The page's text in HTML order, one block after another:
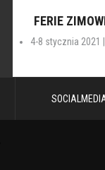
FERIE
4-8 stycznia 2021